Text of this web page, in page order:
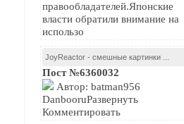
правообладателей.Японские
власти обратили внимание на
использо
JoyReactor - смешные картинки ...
Пост №6360032
Автор: batman956
DanbooruРазвернуть
Комментировать